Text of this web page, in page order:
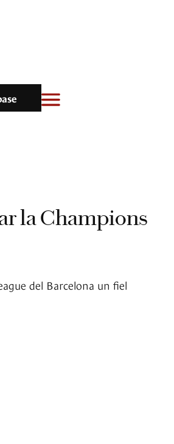
la Champions
del Barcelona un fiel